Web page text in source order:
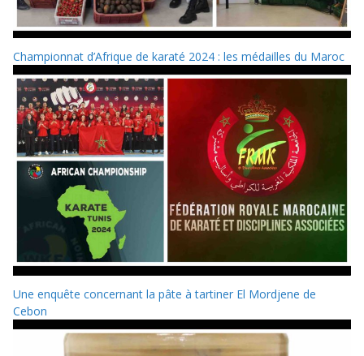
Championnat d’Afrique de karaté 2024 : les médailles du Maroc
Une enquête concernant la pâte à tartiner El Mordjene de
Cebon